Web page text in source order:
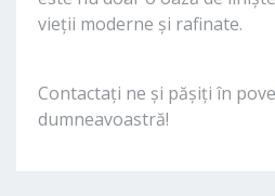
vieții moderne și rafinate.
Contactați ne și pășiți în
dumneavoastră!